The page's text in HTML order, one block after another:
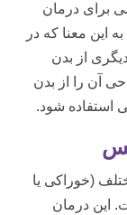
برای درمان
این معنا که در
از بدن
آن را از بدن
استفاده شود.
(خوراکی یا
این درمان